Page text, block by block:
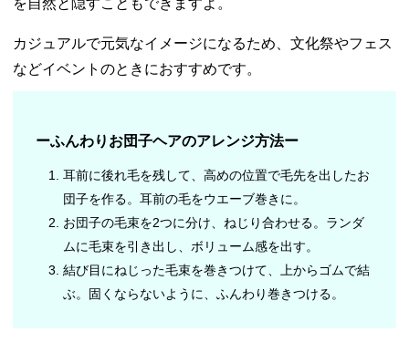
を自然と隠すこともできますよ。
カジュアルで元気なイメージになるため、文化祭やフェス
などイベントのときにおすすめです。
ーふんわりお団子ヘアのアレンジ方法ー
耳前に後れ毛を残して、高めの位置で毛先を出したお
団子を作る。耳前の毛をウエーブ巻きに。
お団子の毛束を2つに分け、ねじり合わせる。ランダ
ムに毛束を引き出し、ボリューム感を出す。
結び目にねじった毛束を巻きつけて、上からゴムで結
ぶ。固くならないように、ふんわり巻きつける。